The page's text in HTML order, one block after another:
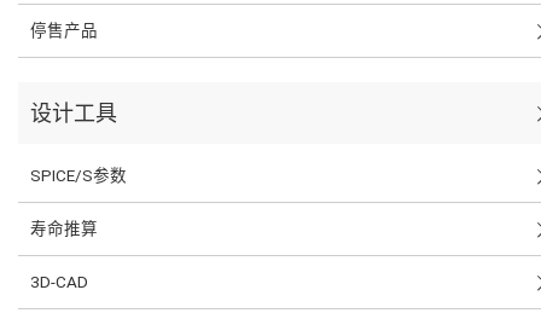
停售产品
设计工具
SPICE/S参数
寿命推算
3D-CAD